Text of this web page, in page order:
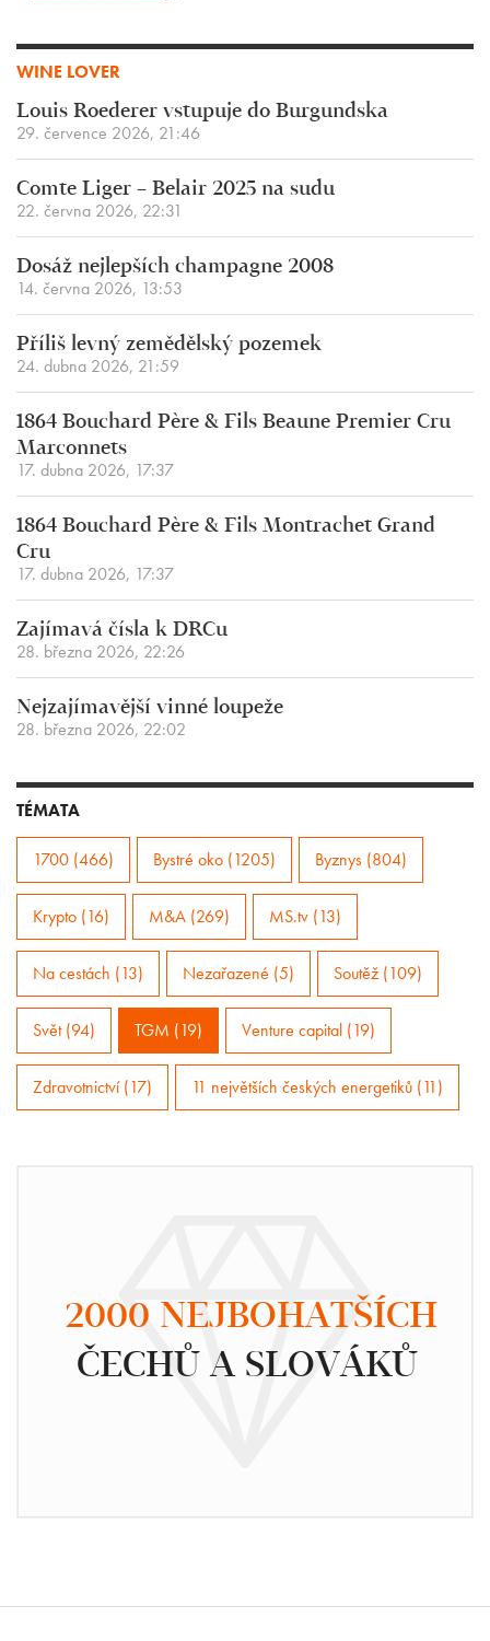
WINE LOVER
Louis Roederer vstupuje do Burgundska
29. července 2026, 21:46
Comte Liger – Belair 2025 na sudu
22. června 2026, 22:31
Dosáž nejlepších champagne 2008
14. června 2026, 13:53
Příliš levný zemědělský pozemek
24. dubna 2026, 21:59
1864 Bouchard Père & Fils Beaune Premier Cru
Marconnets
17. dubna 2026, 17:37
1864 Bouchard Père & Fils Montrachet Grand
Cru
17. dubna 2026, 17:37
Zajímavá čísla k DRCu
28. března 2026, 22:26
Nejzajímavější vinné loupeže
28. března 2026, 22:02
TÉMATA
1700 (466) Bystré oko (1205) Byznys (804)
Krypto (16) M&A (269) MS.tv (13)
Na cestách (13) Nezařazené (5) Soutěž (109)
Svět (94) TGM (19) Venture capital (19)
Zdravotnictví (17) 11 největších českých energetiků (11)
2000 NEJBOHATŠÍCH
ČECHŮ A SLOVÁKŮ